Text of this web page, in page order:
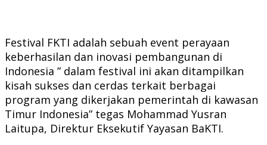
Festival FKTI adalah sebuah event perayaan
keberhasilan dan inovasi pembangunan di
Indonesia ” dalam festival ini akan ditampilkan
kisah sukses dan cerdas terkait berbagai
program yang dikerjakan pemerintah di kawasan
Timur Indonesia” tegas Mohammad Yusran
Laitupa, Direktur Eksekutif Yayasan BaKTI.